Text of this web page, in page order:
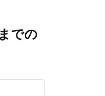
での